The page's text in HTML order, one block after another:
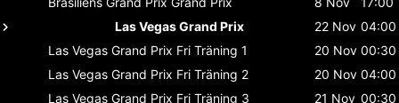
Las Vegas Grand Prix
22 Nov 04:00
Las Vegas Grand Prix Fri Träning 1 20 Nov 00:30
Las Vegas Grand Prix Fri Träning 2 20 Nov 04:00
Las Vegas Grand Prix Fri Träning 3 21 Nov 00:30